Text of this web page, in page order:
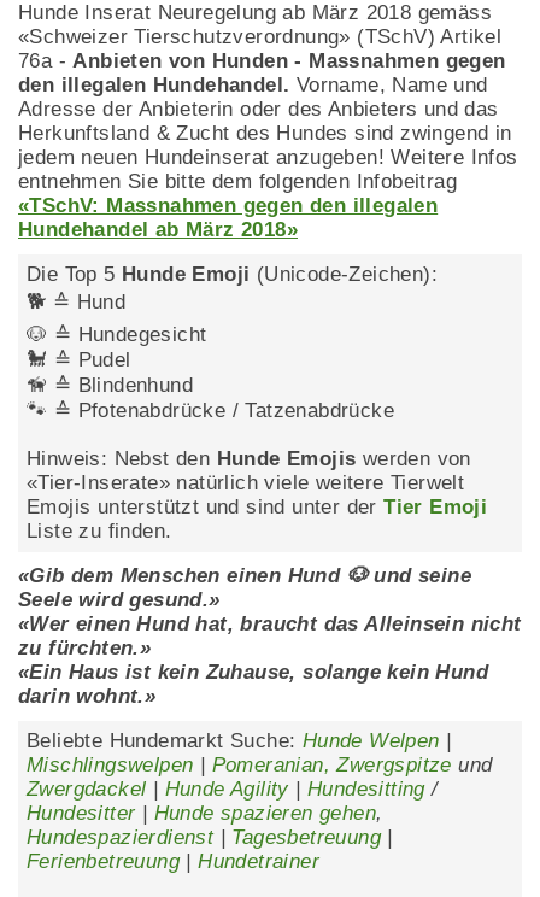
Hunde Inserat Neuregelung ab März 2018 gemäss
«Schweizer Tierschutzverordnung» (TSchV) Artikel
76a -Anbieten von Hunden - Massnahmen gegen
den illegalen Hundehandel. Vorname, Name und
Adresse der Anbieterin oder des Anbieters und das
Herkunftsland & Zucht des Hundes sind zwingend in
jedem neuen Hundeinserat anzugeben! Weitere Infos
entnehmen Sie bitte dem folgenden Infobeitrag
«TSchV: Massnahmen gegen den illegalen
Hundehandel ab März 2018»
Die Top 5 Hunde Emoji (Unicode-Zeichen):
🐕 ≙ Hund
🐶 ≙ Hundegesicht
🐩 ≙ Pudel
🦮 ≙ Blindenhund
🐾 ≙ Pfotenabdrücke / Tatzenabdrücke
Hinweis: Nebst den Hunde Emojis werden von
«Tier-Inserate» natürlich viele weitere Tierwelt
Emojis unterstützt und sind unter derTier Emoji
Liste zu finden.
«Gib dem Menschen einen Hund 🐶 und seine
Seele wird gesund.»
«Wer einen Hund hat, braucht das Alleinsein nicht
zu fürchten.»
«Ein Haus ist kein Zuhause, solange kein Hund
darin wohnt.»
Beliebte Hundemarkt Suche: Hunde Welpen
Mischlingswelpen
Pomeranian, Zwergspitze und
Zwergdackel
Hunde Agility |Hundesitting/
Hundesitter| Hunde spazieren gehen,
Hundespazierdienst| Tagesbetreuung|
Ferienbetreuung|Hundetrainer